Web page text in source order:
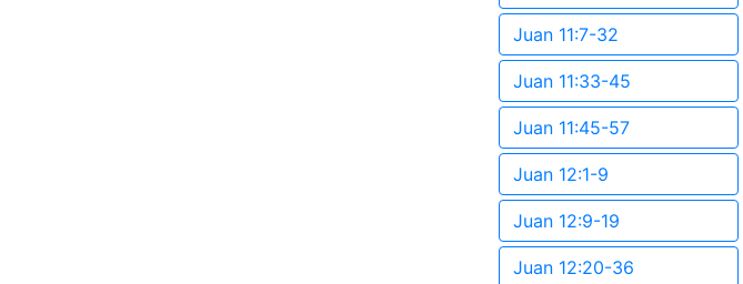
Juan 11:7-32
Juan 11:33-45
Juan 11:45-57
Juan 12:1-9
Juan 12:9-19
Juan 12:20-36